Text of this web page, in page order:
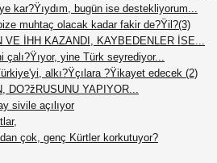
kar?Ÿıydım, bugün ise destekliyorum...
muhtaç olacak kadar fakir de?Ÿil?(3)
VE İHH KAZANDI, KAYBEDENLER İSE...
çalı?Ÿıyor, yine Türk seyrediyor...
alkı?Ÿçılara ?Ÿikayet edecek (2)
DO?žRUSUNU YAPIYOR...
sivile açılıyor
çok, genç Kürtler korkutuyor?